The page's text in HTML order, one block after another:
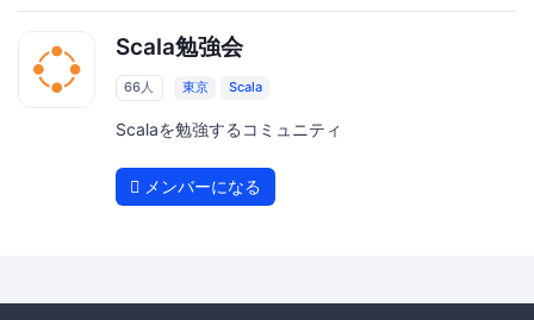
Scala勉強会
66人 東京 Scala
Scalaを勉強するコミュニティ
メンバーになる